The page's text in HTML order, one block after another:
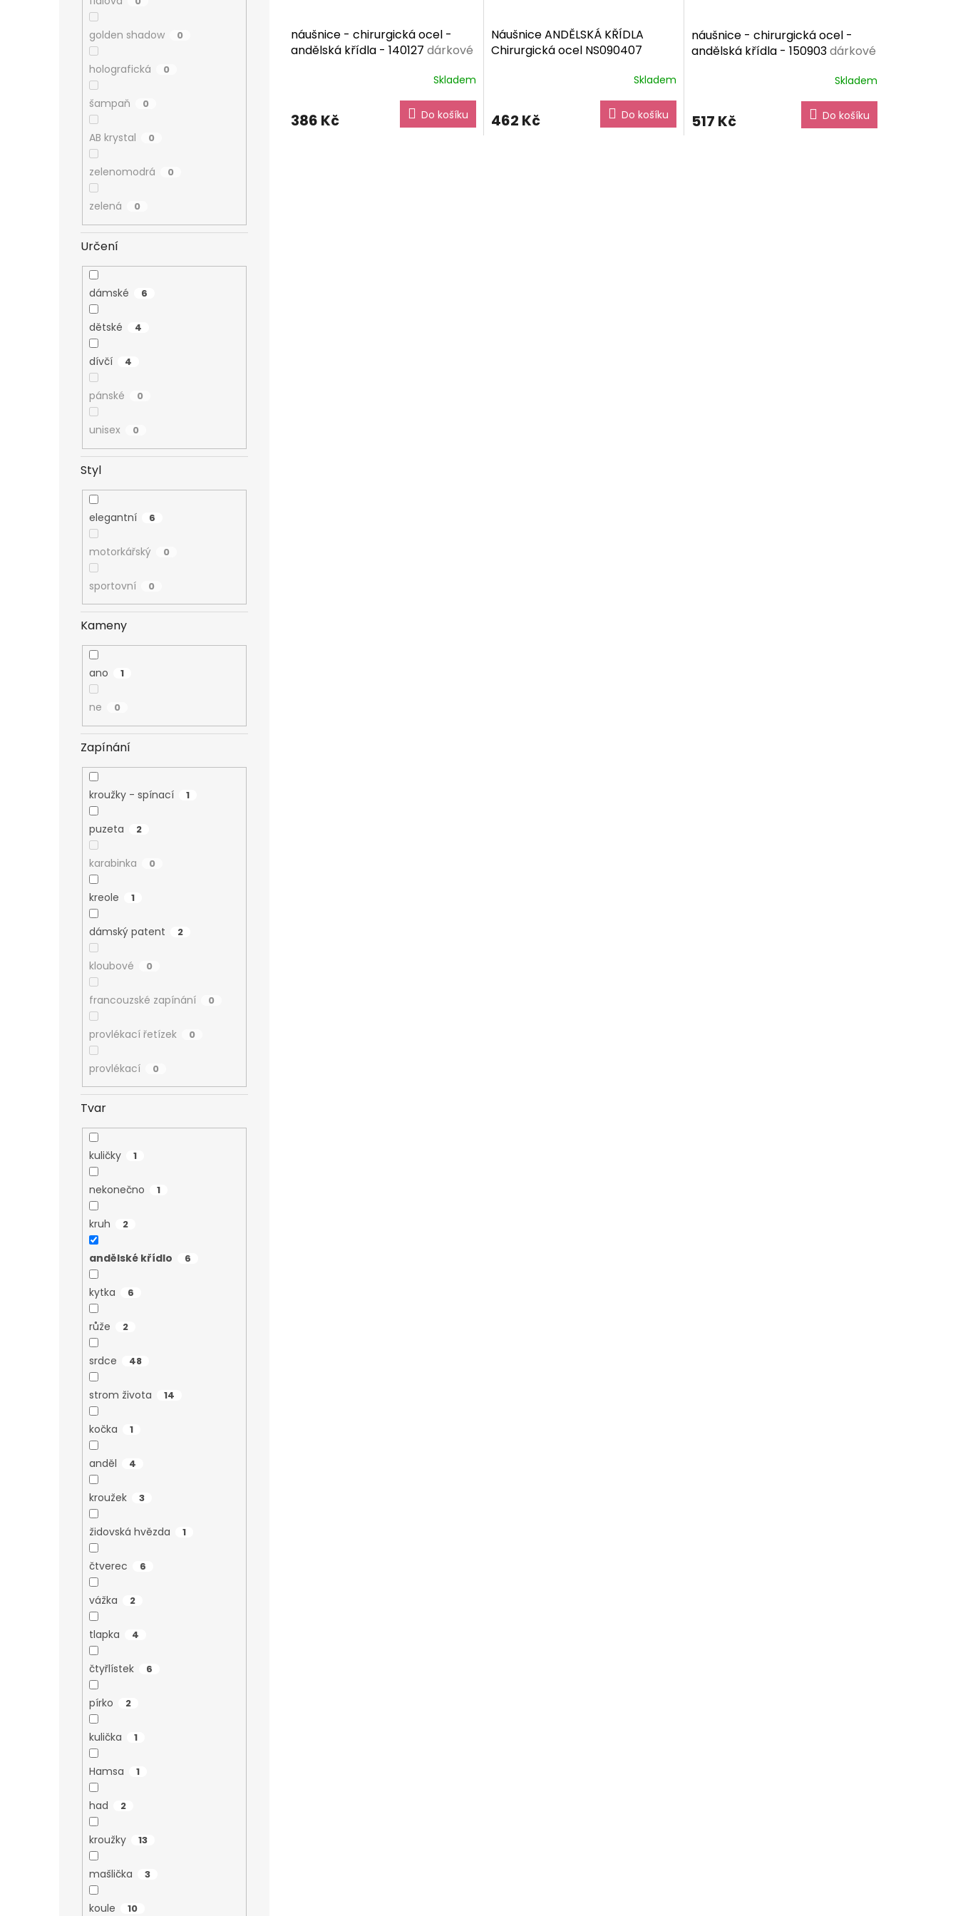
golden shadow 0
holografická 0
šampaň 0
AB krystal 0
zelenomodrá 0
zelená 0
Určení
dámské 6
dětské 4
dívčí 4
pánské 0
unisex 0
Styl
elegantní 6
motorkářský 0
sportovní 0
Kameny
ano 1
ne 0
Zapínání
kroužky - spínací 1
puzeta 2
karabinka 0
kreole 1
dámský patent 2
kloubové 0
francouzské zapínání 0
provlékací řetízek 0
provlékací 0
Tvar
kuličky 1
nekonečno 1
kruh 2
andělské křídlo 6
kytka 6
růže 2
srdce 48
strom života 14
kočka 1
anděl 4
kroužek 3
židovská hvězda 1
čtverec 6
vážka 2
tlapka 4
čtyřlístek 6
pírko 2
kulička 1
Hamsa 1
had 2
kroužky 13
mašlička 3
koule 10
náušnice - chirurgická ocel -
andělská křídla - 140127 dárkové
Skladem
386 Kč Do košíku
Náušnice ANDĚLSKÁ KŘÍDLA
Chirurgická ocel NS090407
Skladem
462 Kč Do košíku
náušnice - chirurgická ocel -
andělská křídla - 150903dárkové
Skladem
517 Kč Do košíku